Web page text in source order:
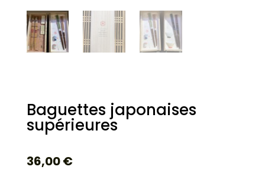
Baguettes japonaises
supérieures
36,00€